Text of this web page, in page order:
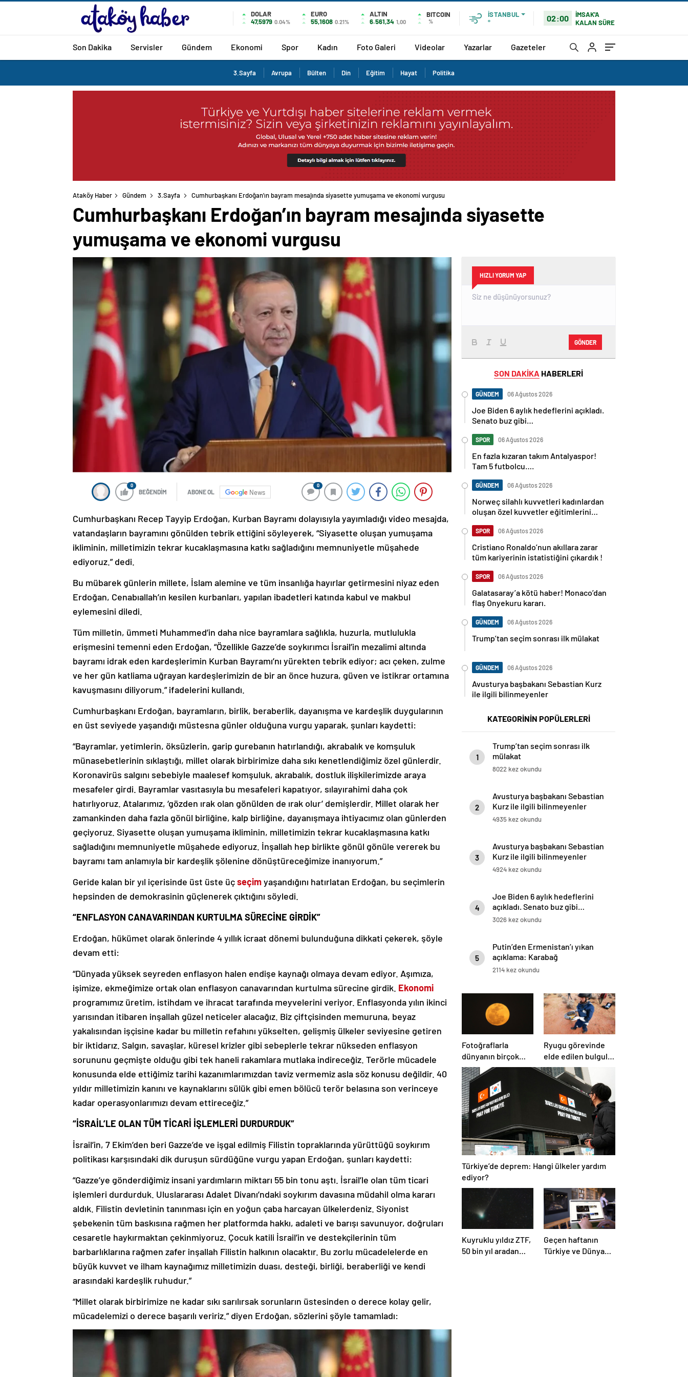
DOLAR
47,5979 0.04%
EURO
55,1608 0.21%
ALTIN
6.561,34 1,00
BITCOIN
%
İSTANBUL
°
02:00
İMSAK'A
KALAN SÜRE
Son Dakika Servisler Gündem Ekonomi Spor Kadın Foto Galeri Videolar Yazarlar Gazeteler
3.Sayfa Avrupa Bülten Din Eğitim Hayat Politika
Ataköy Haber Gündem 3.Sayfa Cumhurbaşkanı Erdoğan’ın bayram mesajında siyasette yumuşama ve ekonomi vurgusu
Cumhurbaşkanı Erdoğan’ın bayram mesajında siyasette
yumuşama ve ekonomi vurgusu
0
BEĞENDİM ABONE OL News
0
Cumhurbaşkanı Recep Tayyip Erdoğan, Kurban Bayramı dolayısıyla yayımladığı video mesajda,
vatandaşların bayramını gönülden tebrik ettiğini söyleyerek, “Siyasette oluşan yumuşama
ikliminin, milletimizin tekrar kucaklaşmasına katkı sağladığını memnuniyetle müşahede
ediyoruz.” dedi.
Bu mübarek günlerin millete, İslam alemine ve tüm insanlığa hayırlar getirmesini niyaz eden
Erdoğan, Cenabıallah’ın kesilen kurbanları, yapılan ibadetleri katında kabul ve makbul
eylemesini diledi.
Tüm milletin, ümmeti Muhammed’in daha nice bayramlara sağlıkla, huzurla, mutlulukla
erişmesini temenni eden Erdoğan, “Özellikle Gazze’de soykırımcı İsrail’in mezalimi altında
bayramı idrak eden kardeşlerimin Kurban Bayramı’nı yürekten tebrik ediyor; acı çeken, zulme
ve her gün katliama uğrayan kardeşlerimizin de bir an önce huzura, güven ve istikrar ortamına
kavuşmasını diliyorum.” ifadelerini kullandı.
Cumhurbaşkanı Erdoğan, bayramların, birlik, beraberlik, dayanışma ve kardeşlik duygularının
en üst seviyede yaşandığı müstesna günler olduğuna vurgu yaparak, şunları kaydetti:
“Bayramlar, yetimlerin, öksüzlerin, garip gurebanın hatırlandığı, akrabalık ve komşuluk
münasebetlerinin sıklaştığı, millet olarak birbirimize daha sıkı kenetlendiğimiz özel günlerdir.
Koronavirüs salgını sebebiyle maalesef komşuluk, akrabalık, dostluk ilişkilerimizde araya
mesafeler girdi. Bayramlar vasıtasıyla bu mesafeleri kapatıyor, sılayırahimi daha çok
hatırlıyoruz. Atalarımız, ‘gözden ırak olan gönülden de ırak olur’ demişlerdir. Millet olarak her
zamankinden daha fazla gönül birliğine, kalp birliğine, dayanışmaya ihtiyacımız olan günlerden
geçiyoruz. Siyasette oluşan yumuşama ikliminin, milletimizin tekrar kucaklaşmasına katkı
sağladığını memnuniyetle müşahede ediyoruz. İnşallah hep birlikte gönül gönüle vererek bu
bayramı tam anlamıyla bir kardeşlik şölenine dönüştüreceğimize inanıyorum.”
Geride kalan bir yıl içerisinde üst üste üçseçimyaşandığını hatırlatan Erdoğan, bu seçimlerin
hepsinden de demokrasinin güçlenerek çıktığını söyledi.
“ENFLASYON CANAVARINDAN KURTULMA SÜRECİNE GİRDİK”
Erdoğan, hükümet olarak önlerinde 4 yıllık icraat dönemi bulunduğuna dikkati çekerek, şöyle
devam etti:
“Dünyada yüksek seyreden enflasyon halen endişe kaynağı olmaya devam ediyor. Aşımıza,
işimize, ekmeğimize ortak olan enflasyon canavarından kurtulma sürecine girdik. Ekonomi
programımız üretim, istihdam ve ihracat tarafında meyvelerini veriyor. Enflasyonda yılın ikinci
yarısından itibaren inşallah güzel neticeler alacağız. Biz çiftçisinden memuruna, beyaz
yakalısından işçisine kadar bu milletin refahını yükselten, gelişmiş ülkeler seviyesine getiren
bir iktidarız. Salgın, savaşlar, küresel krizler gibi sebeplerle tekrar nükseden enflasyon
sorununu geçmişte olduğu gibi tek haneli rakamlara mutlaka indireceğiz. Terörle mücadele
konusunda elde ettiğimiz tarihi kazanımlarımızdan taviz vermemiz asla söz konusu değildir. 40
yıldır milletimizin kanını ve kaynaklarını sülük gibi emen bölücü terör belasına son verinceye
kadar operasyonlarımızı devam ettireceğiz.”
“İSRAİL’LE OLAN TÜM TİCARİ İŞLEMLERİ DURDURDUK”
İsrail’in, 7 Ekim’den beri Gazze’de ve işgal edilmiş Filistin topraklarında yürüttüğü soykırım
politikası karşısındaki dik duruşun sürdüğüne vurgu yapan Erdoğan, şunları kaydetti:
“Gazze’ye gönderdiğimiz insani yardımların miktarı 55 bin tonu aştı. İsrail’le olan tüm ticari
işlemleri durdurduk. Uluslararası Adalet Divanı’ndaki soykırım davasına müdahil olma kararı
aldık. Filistin devletinin tanınması için en yoğun çaba harcayan ülkelerdeniz. Siyonist
şebekenin tüm baskısına rağmen her platformda hakkı, adaleti ve barışı savunuyor, doğruları
cesaretle haykırmaktan çekinmiyoruz. Çocuk katili İsrail’in ve destekçilerinin tüm
barbarlıklarına rağmen zafer inşallah Filistin halkının olacaktır. Bu zorlu mücadelelerde en
büyük kuvvet ve ilham kaynağımız milletimizin duası, desteği, birliği, beraberliği ve kendi
arasındaki kardeşlik ruhudur.”
“Millet olarak birbirimize ne kadar sıkı sarılırsak sorunların üstesinden o derece kolay gelir,
mücadelemizi o derece başarılı veririz.” diyen Erdoğan, sözlerini şöyle tamamladı:
HIZLI YORUM YAP
GÖNDER
SON DAKİKA HABERLERİ
GÜNDEM 06 Ağustos 2026
Joe Biden 6 aylık hedeflerini açıkladı.
Senato buz gibi…
SPOR 06 Ağustos 2026
En fazla kızaran takım Antalyaspor!
Tam 5 futbolcu….
GÜNDEM 06 Ağustos 2026
Norweç silahlı kuvvetleri kadınlardan
oluşan özel kuvvetler eğitimlerini
SPOR 06 Ağustos 2026
Cristiano Ronaldo’nun akıllara zarar
tüm kariyerinin istatistiğini çıkardık !
SPOR 06 Ağustos 2026
Galatasaray’a kötü haber! Monaco’dan
flaş Onyekuru kararı.
GÜNDEM 06 Ağustos 2026
Trump’tan seçim sonrası ilk mülakat
GÜNDEM 06 Ağustos 2026
Avusturya başbakanı Sebastian Kurz
ile ilgili bilinmeyenler
KATEGORİNİN POPÜLERLERİ
1
Trump’tan seçim sonrası ilk
mülakat
8022 kez okundu
2
Avusturya başbakanı Sebastian
Kurz ile ilgili bilinmeyenler
4935 kez okundu
3
Avusturya başbakanı Sebastian
Kurz ile ilgili bilinmeyenler
4924 kez okundu
4
Joe Biden 6 aylık hedeflerini
açıkladı. Senato buz gibi…
3026 kez okundu
5
Putin’den Ermenistan’ı yıkan
açıklama: Karabağ
Azerbaycan’ın ayrılmaz bir
2114 kez okundu
Fotoğraflarla
dünyanın birçok
yerinden ‘Süper Ay’
manzaraları
Ryugu görevinde
elde edilen bulgular
suyun dünyaya
asteroitlerce
getirilmiş
olabileceğini
gösteriyor
Türkiye’de deprem: Hangi ülkeler yardım
ediyor?
Kuyruklu yıldız ZTF,
50 bin yıl aradan
Geçen haftanın
Türkiye ve Dünya